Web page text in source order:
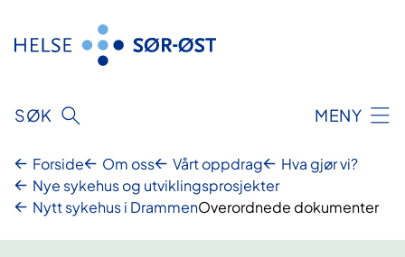
innhold
SØK MENY
Forside Om oss Vårt oppdrag
Hva gjør vi?
Nye sykehus og utviklingsprosjekter
Nytt sykehus i DrammenOverordnede dokumenter